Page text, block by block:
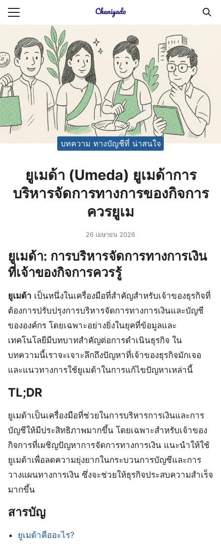
Skip
ยความเป็นส่วนตัว
ญชี (Accounting service)
ญชี (Accounting
for:
บทความ ทางบัญชีที่ น่าสนใจ
ยูเมด้า (Umeda) ยูเมด้าการ
บริหารจัดการทางการของกิจการ
ควรยูเม
26 เมษายน 2026
ยูเมด้า: การบริหารจัดการทางการเงิน
ที่เจ้าของกิจการควรรู้
ยูเมด้า เป็นหนึ่งในเครื่องมือที่สำคัญสำหรับเจ้าของธุรกิจที่
ต้องการปรับปรุงการบริหารจัดการทางการเงินและบัญชี
ขององค์กร โดยเฉพาะอย่างยิ่งในยุคที่ข้อมูลและ
เทคโนโลยีมีบทบาทสำคัญต่อการดำเนินธุรกิจ ใน
บทความนี้เราจะเจาะลึกถึงปัญหาที่เจ้าของธุรกิจมักเจอ
และแนวทางการใช้ยูเมด้าในการแก้ไขปัญหาเหล่านี้
TL;DR
ยูเมด้าเป็นเครื่องมือที่ช่วยในการบริหารการเงินและการ
บัญชีให้มีประสิทธิภาพมากขึ้น โดยเฉพาะสำหรับเจ้าของ
กิจการที่เผชิญปัญหาการจัดการทางการเงิน แนะนำให้ใช้
ยูเมด้าเพื่อลดความยุ่งยากในกระบวนการบัญชีและการ
วางแผนทางการเงิน ซึ่งจะช่วยให้ธุรกิจประสบความสำเร็จ
มากขึ้น
สารบัญ
ยูเมด้าคืออะไร?